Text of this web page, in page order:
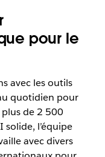
pour le
avec les outils
quotidien pour
de 2 500
l’équipe
avec divers